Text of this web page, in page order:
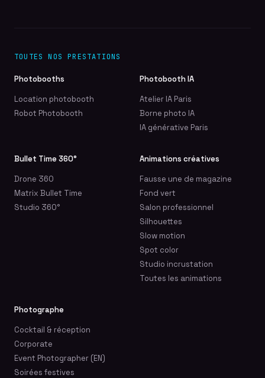
TOUTES NOS PRESTATIONS
Photobooths
Location photobooth
Robot Photobooth
Photobooth IA
Atelier IA Paris
Borne photo IA
IA générative Paris
Bullet Time 360°
Drone 360
Matrix Bullet Time
Studio 360°
Animations créatives
Fausse une de magazine
Fond vert
Salon professionnel
Silhouettes
Slow motion
Spot color
Studio incrustation
Toutes les animations
Photographe
Cocktail & réception
Corporate
Event Photographer (EN)
Soirées festives